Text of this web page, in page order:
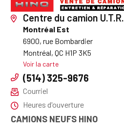
Centre du camion U.T.R.
Montréal Est
6900, rue Bombardier
Montréal, QC H1P 3K5
Voir la carte
(514) 325-9676
Courriel
Heures d'ouverture
CAMIONS NEUFS HINO